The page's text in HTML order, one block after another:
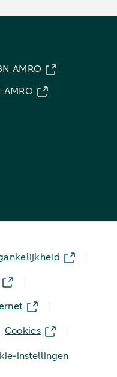
AMRO
Cookies
instellingen